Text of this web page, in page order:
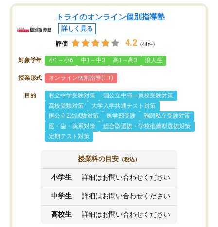
トライのオンライン個別指導塾
詳しく見る
評価 4.2 （44件）
対象学年 小1～小6 中1～中3 高1～高3 浪人生
授業形式 オンライン個別指導(1:1)
目的 私立中学受験対策
国公立中高一貫校受験対策
高校受験対策
大学入学共通テスト対策
国公立2次試験対策
医学部受験
難関私立受験対策
医・歯・薬系対策
総合型選抜・学校推薦型選抜対策
定期テスト対策
授業料の目安 （税込）
小学生 詳細はお問い合わせください
中学生 詳細はお問い合わせください
高校生 詳細はお問い合わせください